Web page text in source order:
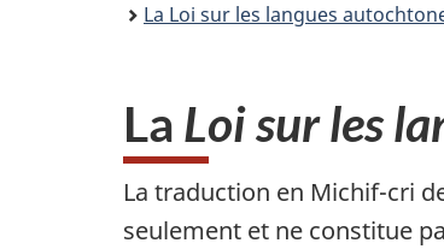
La Loi sur les langues
La Loi sur les
La traduction en Michif-cri
seulement et ne constitue